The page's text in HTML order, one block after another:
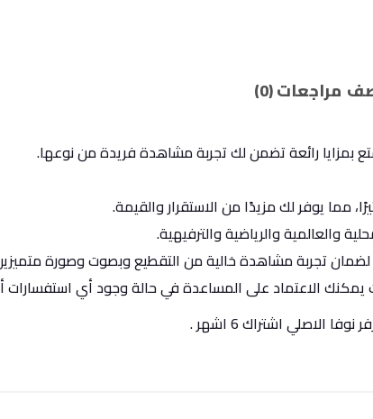
مراجعات (0)
والعالمية والرياضية والترفيهية.
يمكنك الاعتماد على المساعدة في حالة وجود أي
اشتراك 6 اشهر .